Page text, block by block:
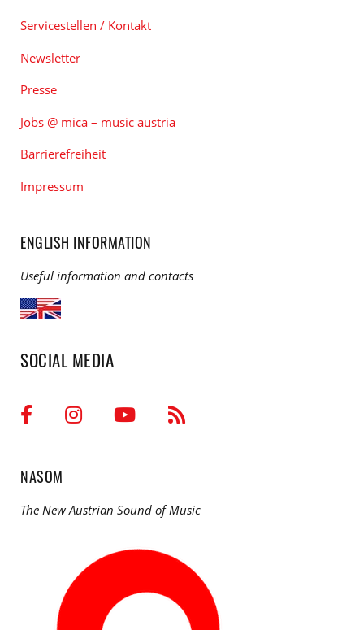
Servicestellen / Kontakt
Newsletter
Presse
Jobs @ mica – music austria
Barrierefreiheit
Impressum
ENGLISH INFORMATION
Useful information and contacts
SOCIAL MEDIA
NASOM
The New Austrian Sound of Music